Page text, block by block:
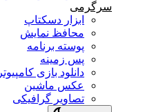
سرگرمی
ابزار دسکتاپ
محافظ نمایش
پوسته برنامه
پس زمینه
دانلود بازی کامپیوتر
عکس ماشین
تصاویر گرافیکی